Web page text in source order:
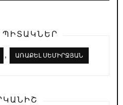
ՊԻՏԱԿՆԵՐ
, ԱՌԱՔԵԼ ՍԵՄԻՐՋՅԱՆ